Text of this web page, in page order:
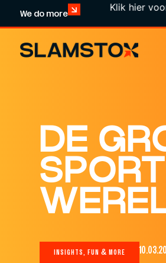
We do more
Klik hier voor een
DE
INSIGHTS, FUN & MORE